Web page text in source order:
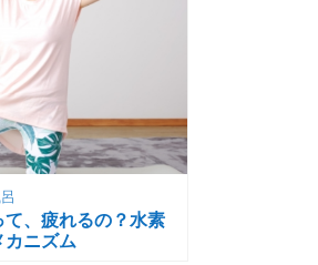
て、疲れるの？水素
カニズム